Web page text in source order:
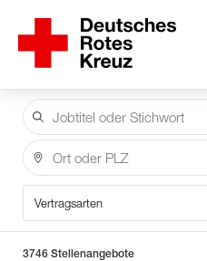
Vertragsarten
3746 Stellenangebote